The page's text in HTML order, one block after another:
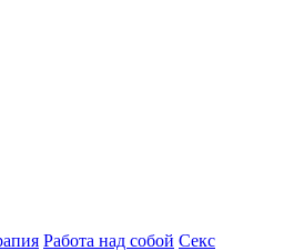
Работа над собой Секс